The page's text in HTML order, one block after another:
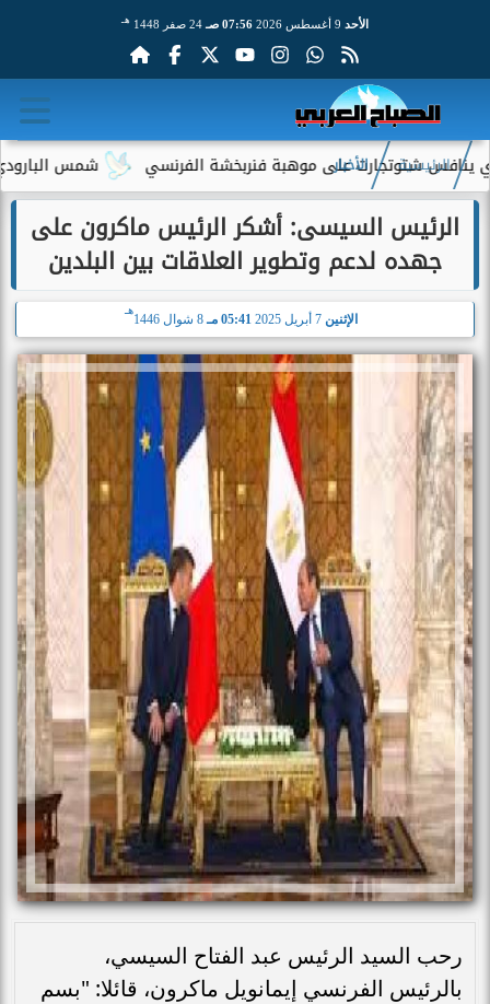
الأحد 07:56 صـ 24 صفر 1448 هـ
شمس البارودي شتوتجارت على موهبة فنربخشة الفرنسي
الرئيسية الأخبار
الرئيس السيسى: أشكر الرئيس ماكرون على
جهده لدعم وتطوير العلاقات بين البلدين
الإثنين 7 أبريل 2025 05:41 مـ 8 شوال 1446
هـ
رحب السيد الرئيس عبد الفتاح السيسي،
بالرئيس الفرنسي إيمانويل ماكرون، قائلا: "بسم